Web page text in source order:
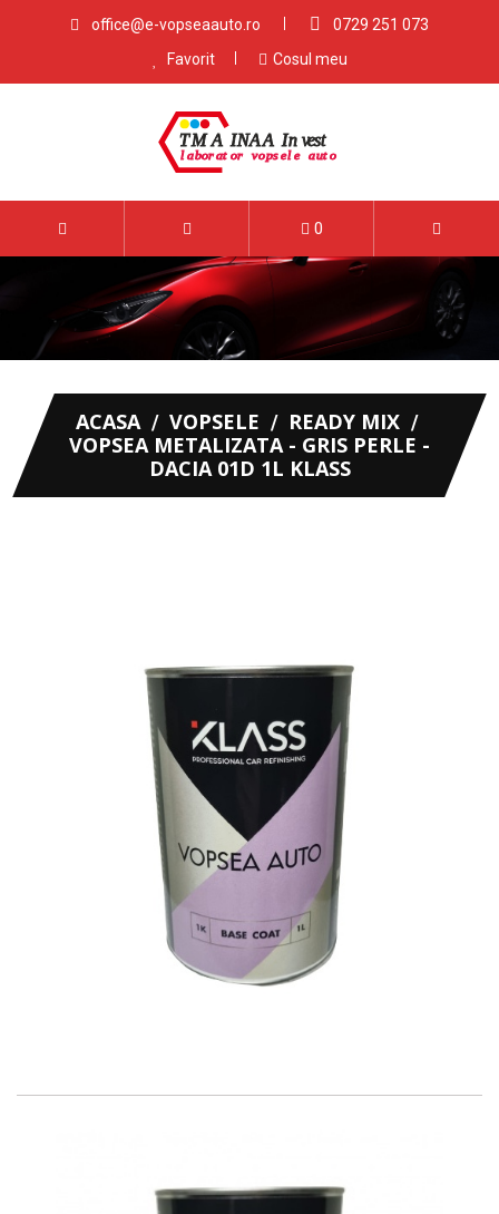
office@e-vopseaauto.ro
0729 251 073
Favorit
Cosul meu
0
ACASA VOPSELE
READY MIX
VOPSEA METALIZATA - GRIS PERLE -
DACIA 01D 1L KLASS